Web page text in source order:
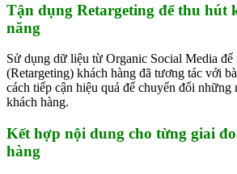
Tận dụng Retargeting để thu hút
năng
Sử dụng dữ liệu từ Organic Social Media để
(Retargeting) khách hàng đã tương tác với
cách tiếp cận hiệu quả để chuyển đổi những
khách hàng.
Kết hợp nội dung cho từng giai
hàng